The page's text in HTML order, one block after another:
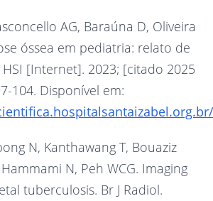
AG, Baraúna D, Oliveira
óssea em pediatria: relato de
HSI [Internet]. 2023; [citado 2025
104. Disponível em:
N, Kanthawang T, Bouaziz
N, Peh WCG. Imaging
tuberculosis. Br J Radiol.